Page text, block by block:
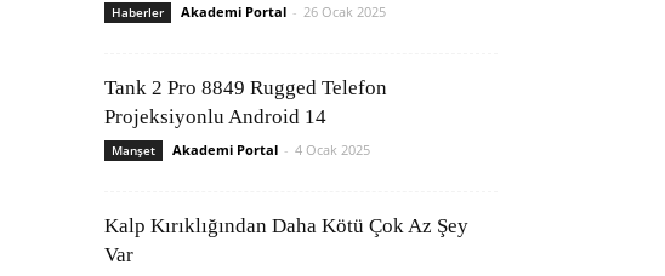
Haberler Akademi Portal - 26 Ocak 2025
Tank 2 Pro 8849 Rugged Telefon
Projeksiyonlu Android 14
Manşet Akademi Portal - 4 Ocak 2025
Kalp Kırıklığından Daha Kötü Çok Az Şey
Var